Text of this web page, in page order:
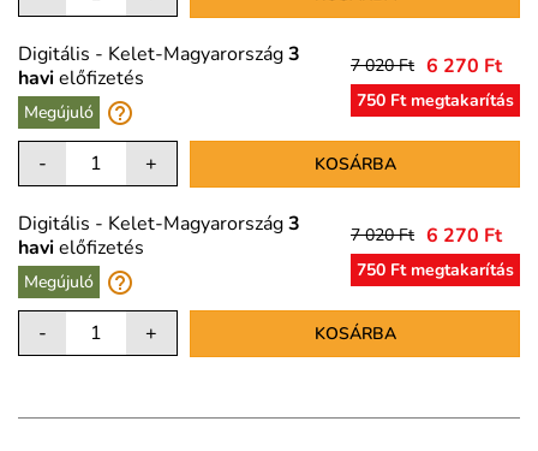
Digitális - Kelet-Magyarország3
havielőfizetés
Megújuló help_outline
7 020 Ft 6 270 Ft
750 Ft megtakarítás
- + KOSÁRBA
Digitális - Kelet-Magyarország3
havielőfizetés
Megújuló help_outline
7 020 Ft 6 270 Ft
750 Ft megtakarítás
- + KOSÁRBA